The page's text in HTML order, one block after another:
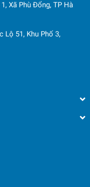
Xã Phù Đổng, TP Hà
Lộ 51, Khu Phố 3,